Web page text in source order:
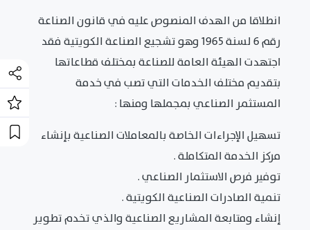
انطلاقا من الهدف المنصوص عليه في قانون الصناعة
رقم 6 لسنة 1965 وهو تشجيع الصناعة الكويتية فقد
اجتهدت الهيئة العامة للصناعة بمختلف قطاعاتها
بتقديم مختلف الخدمات التي تصب في خدمة
المستثمر الصناعي بمجملها ومنها :
تسهيل الإجراءات الخاصة بالمعاملات الصناعية بإنشاء
مركز الخدمة المتكاملة .
توفير فرص الاستثمار الصناعي .
تنمية الصادرات الصناعية الكويتية .
إنشاء ومتابعة المشاريع الصناعية والذي تخدم تطوير